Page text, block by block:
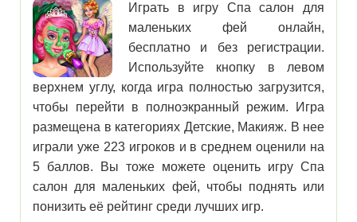
Играть в игру Спа салон для
маленьких фей онлайн,
бесплатно и без регистрации.
Используйте кнопку в левом
верхнем углу, когда игра полностью загрузится,
чтобы перейти в полноэкранный режим. Игра
размещена в категориях Детские, Макияж. В нее
играли уже 223 игроков и в среднем оценили на
5 баллов. Вы тоже можете оценить игру Спа
салон для маленьких фей, чтобы поднять или
понизить её рейтинг среди лучших игр.